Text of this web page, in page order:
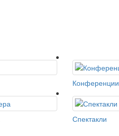
Конференции
Спектакли